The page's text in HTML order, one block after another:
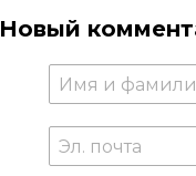
Новый